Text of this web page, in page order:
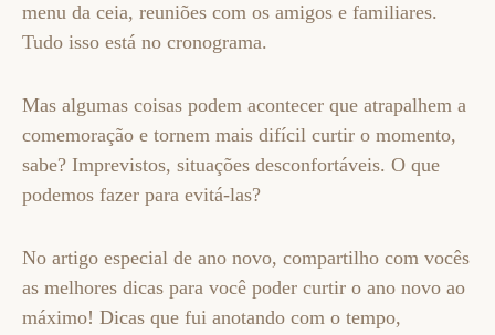
menu da ceia, reuniões com os amigos e familiares.
Tudo isso está no cronograma.
Mas algumas coisas podem acontecer que atrapalhem a
comemoração e tornem mais difícil curtir o momento,
sabe? Imprevistos, situações desconfortáveis. O que
podemos fazer para evitá-las?
No artigo especial de ano novo, compartilho com vocês
as melhores dicas para você poder curtir o ano novo ao
máximo! Dicas que fui anotando com o tempo,